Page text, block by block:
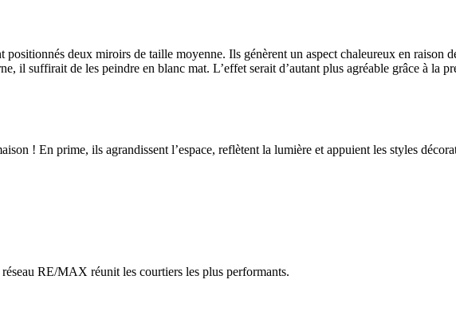
positionnés deux miroirs de taille moyenne. Ils génèrent un aspect chaleureux en raison
il suffirait de les peindre en blanc mat. L’effet serait d’autant plus agréable grâce à la
! En prime, ils agrandissent l’espace, reflètent la lumière et appuient les styles
RE/MAX réunit les courtiers les plus performants.